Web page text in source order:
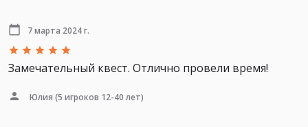
7 марта 2024 г.
Замечательный квест. Отлично провели время!
Юлия (5 игроков 12-40 лет)